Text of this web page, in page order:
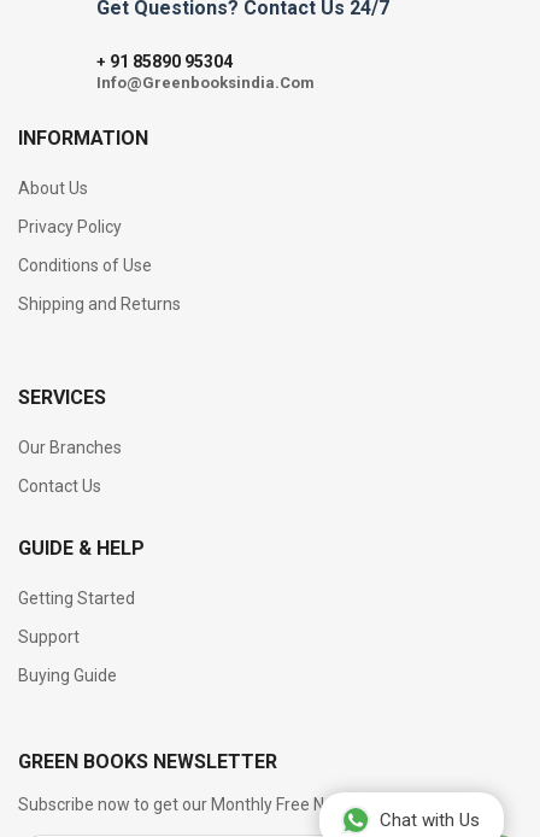
Chat with Us
Get Questions? Contact Us 24/7
+ 91 85890 95304
Info@Greenbooksindia.Com
INFORMATION
About Us
Privacy Policy
Conditions of Use
Shipping and Returns
SERVICES
Our Branches
Contact Us
GUIDE & HELP
Getting Started
Support
Buying Guide
GREEN BOOKS NEWSLETTER
Subscribe now to get our Monthly Free Newsletter